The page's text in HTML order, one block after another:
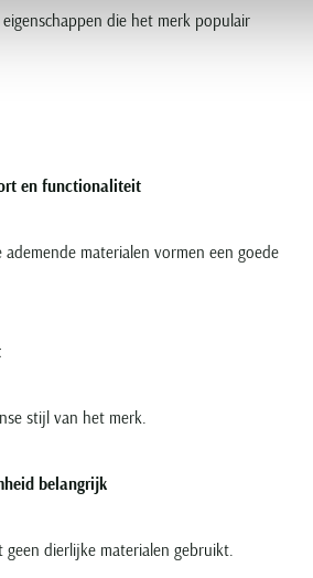
die het merk populair
en functionaliteit
materialen vormen een goede
stijl van het merk.
belangrijk
geen dierlijke materialen gebruikt.